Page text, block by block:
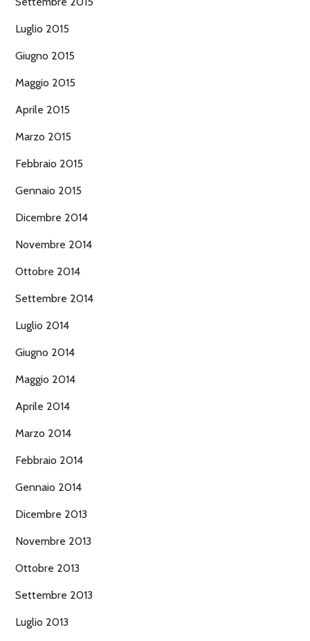
Luglio 2015
Giugno 2015
Maggio 2015
Aprile 2015
Marzo 2015
Febbraio 2015
Gennaio 2015
Dicembre 2014
Novembre 2014
Ottobre 2014
Settembre 2014
Luglio 2014
Giugno 2014
Maggio 2014
Aprile 2014
Marzo 2014
Febbraio 2014
Gennaio 2014
Dicembre 2013
Novembre 2013
Ottobre 2013
Settembre 2013
Luglio 2013